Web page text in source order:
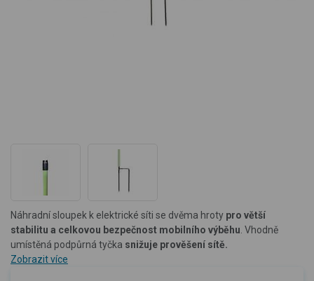
Náhradní sloupek k elektrické síti se dvěma hroty pro větší
stabilitu a celkovou bezpečnost mobilního výběhu . Vhodně
umístěná podpůrná tyčka snižuje prověšení sítě.
Zobrazit více